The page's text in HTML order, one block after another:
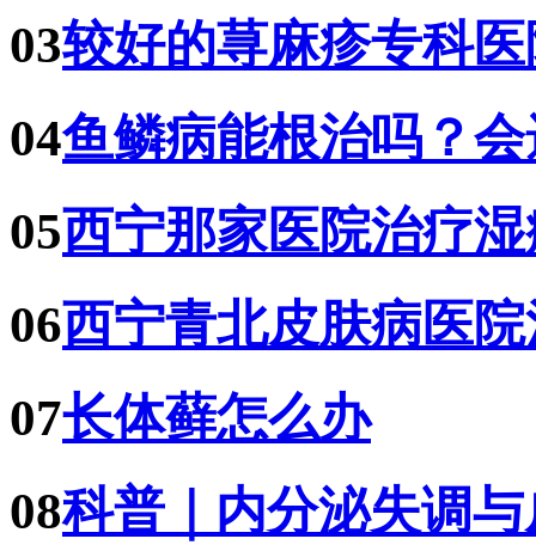
03较好的荨麻疹专科
04鱼鳞病能根治吗？
05西宁那家医院治疗
06西宁青北皮肤病医
07长体藓怎么办
08科普｜内分泌失调